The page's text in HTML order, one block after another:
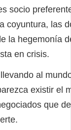
socio
coyuntura, las
la hegemonía
en crisis.
al
existir el
que